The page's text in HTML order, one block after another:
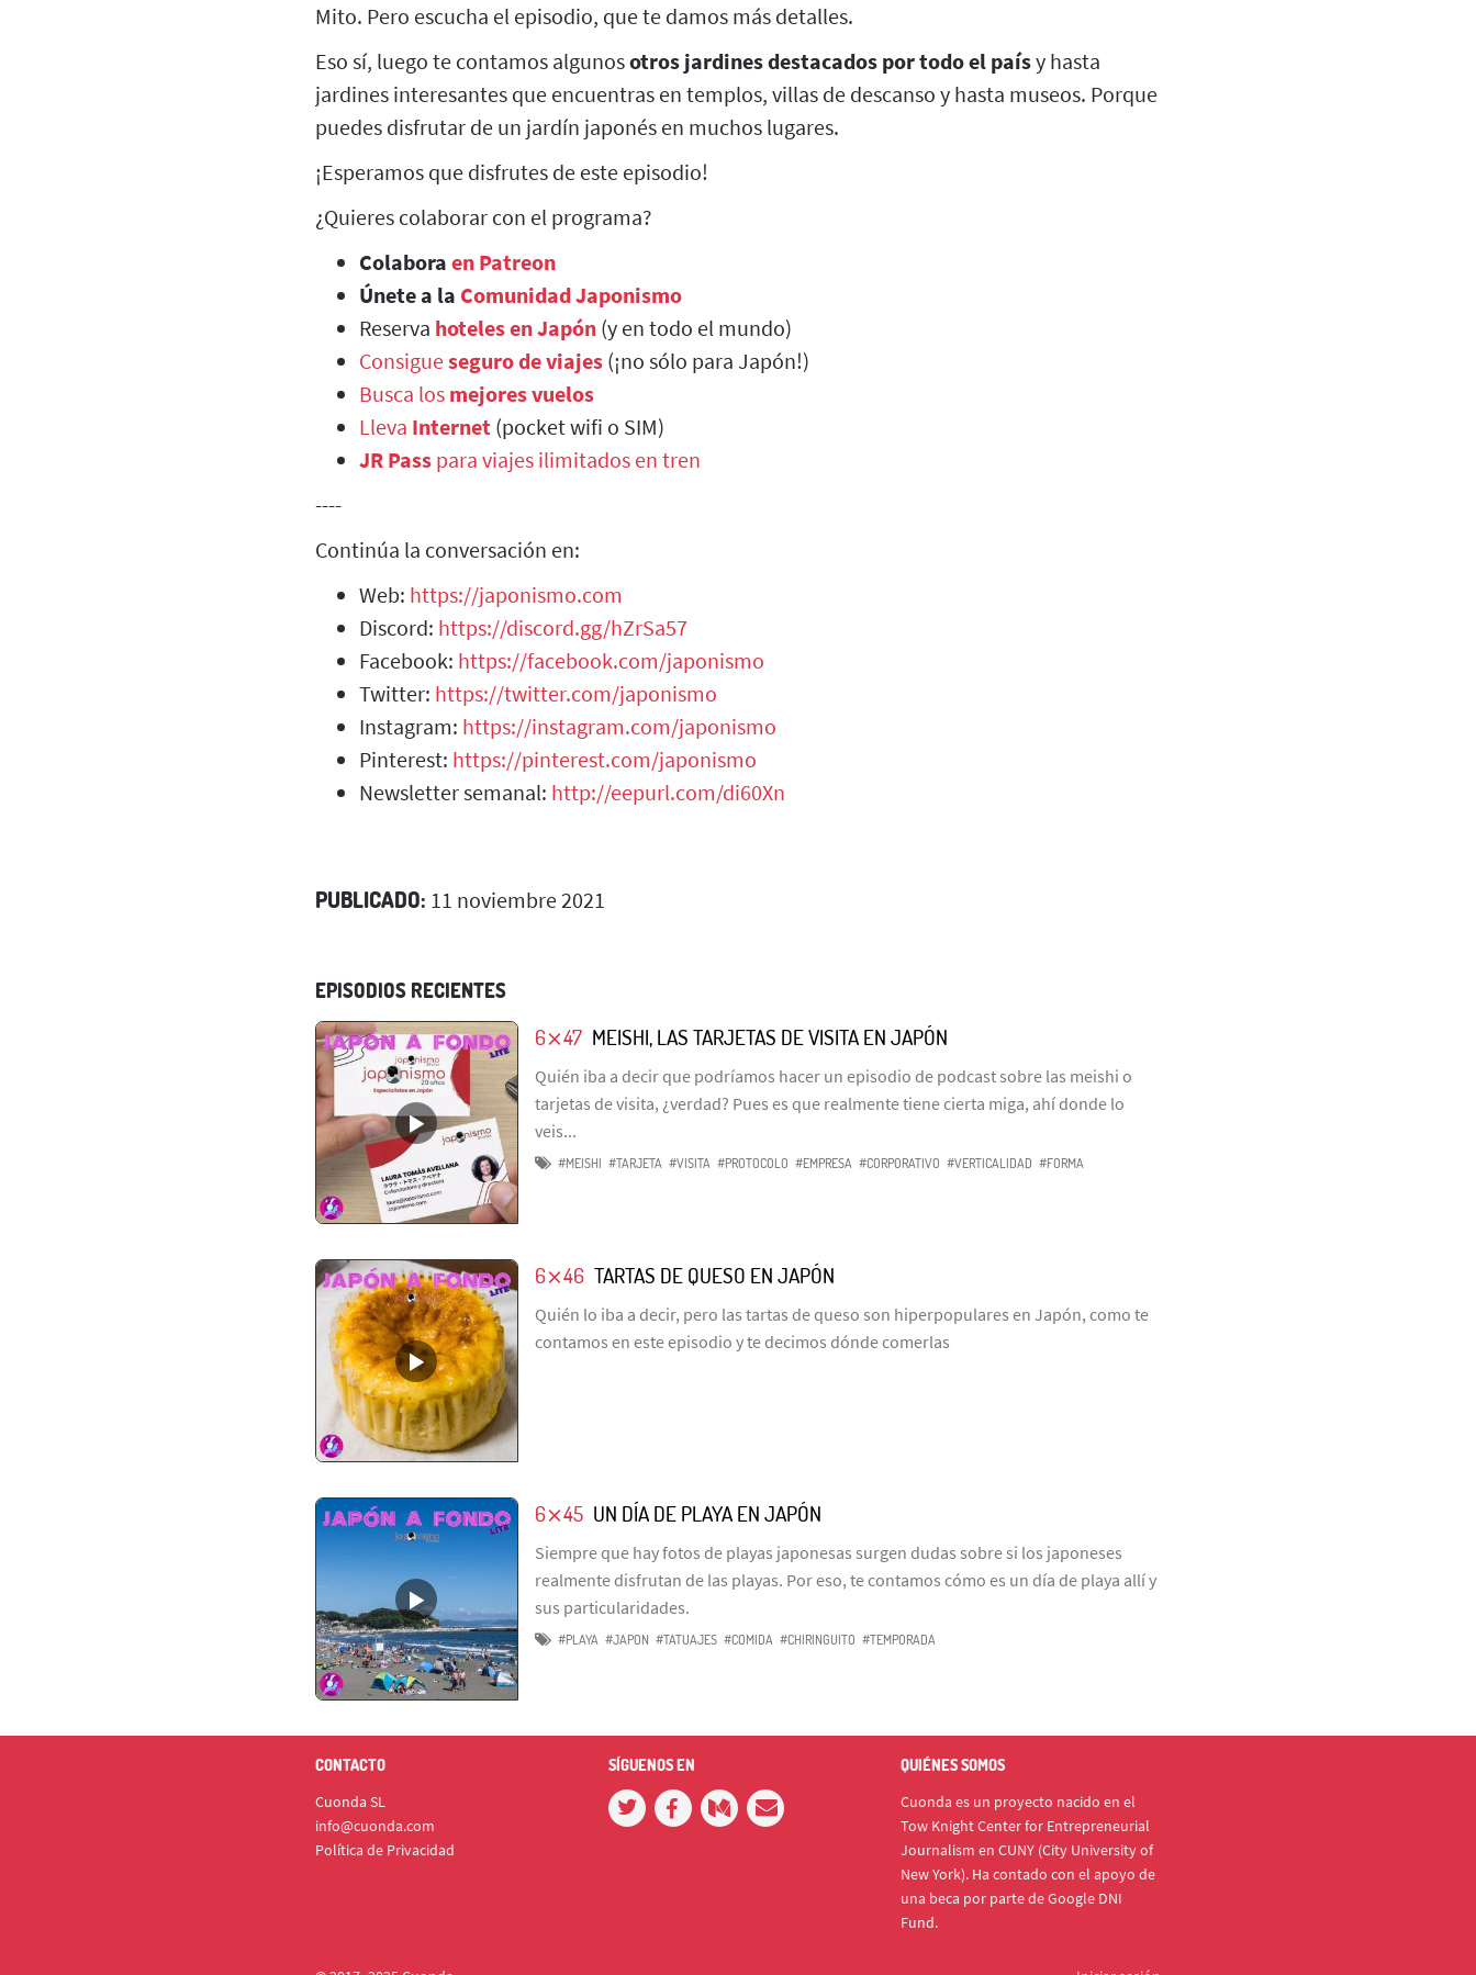
Mito. Pero escucha el episodio, que te damos más detalles.
Eso sí, luego te contamos algunosotros jardines destacados por todo el paísy hasta
jardines interesantes que encuentras en templos, villas de descanso y hasta museos. Porque
puedes disfrutar de un jardín japonés en muchos lugares.
¡Esperamos que disfrutes de este episodio!
¿Quieres colaborar con el programa?
Colabora en Patreon
Únete a la Comunidad Japonismo
Reserva hoteles en Japón (y en todo el mundo)
Consigueseguro de viajes (¡no sólo para Japón!)
Busca los mejores vuelos
Lleva Internet (pocket wifi o SIM)
JR Pass para viajes ilimitados en tren
----
Continúa la conversación en:
Web: https://japonismo.com
Discord: https://discord.gg/hZrSa57
Facebook: https://facebook.com/japonismo
Twitter: https://twitter.com/japonismo
Instagram: https://instagram.com/japonismo
Pinterest: https://pinterest.com/japonismo
Newsletter semanal: http://eepurl.com/di60Xn
PUBLICADO: 11 noviembre 2021
EPISODIOS RECIENTES
6⨯47 MEISHI, LAS TARJETAS DE VISITA EN JAPÓN
Quién iba a decir que podríamos hacer un episodio de podcast sobre las meishi o
tarjetas de visita, ¿verdad? Pues es que realmente tiene cierta miga, ahí donde lo
veis...
#MEISHI #TARJETA #VISITA #PROTOCOLO #EMPRESA #CORPORATIVO #VERTICALIDAD #FORMA
6⨯46 TARTAS DE QUESO EN JAPÓN
Quién lo iba a decir, pero las tartas de queso son hiperpopulares en Japón, como te
contamos en este episodio y te decimos dónde comerlas
6⨯45 UN DÍA DE PLAYA EN JAPÓN
Siempre que hay fotos de playas japonesas surgen dudas sobre si los japoneses
realmente disfrutan de las playas. Por eso, te contamos cómo es un día de playa allí y
sus particularidades.
#PLAYA #JAPON #TATUAJES #COMIDA #CHIRINGUITO #TEMPORADA
CONTACTO
Cuonda SL
info@cuonda.com
Política de Privacidad
SÍGUENOS EN QUIÉNES SOMOS
Cuonda es un proyecto nacido en el
Tow Knight Center for Entrepreneurial
Journalism en CUNY (City University of
New York). Ha contado con el apoyo de
una beca por parte de Google DNI
Fund.